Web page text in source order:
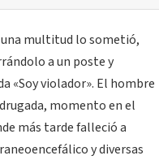
una multitud lo sometió,
a un poste y
«Soy violador». El hombre
momento en el
más tarde falleció a
y diversas